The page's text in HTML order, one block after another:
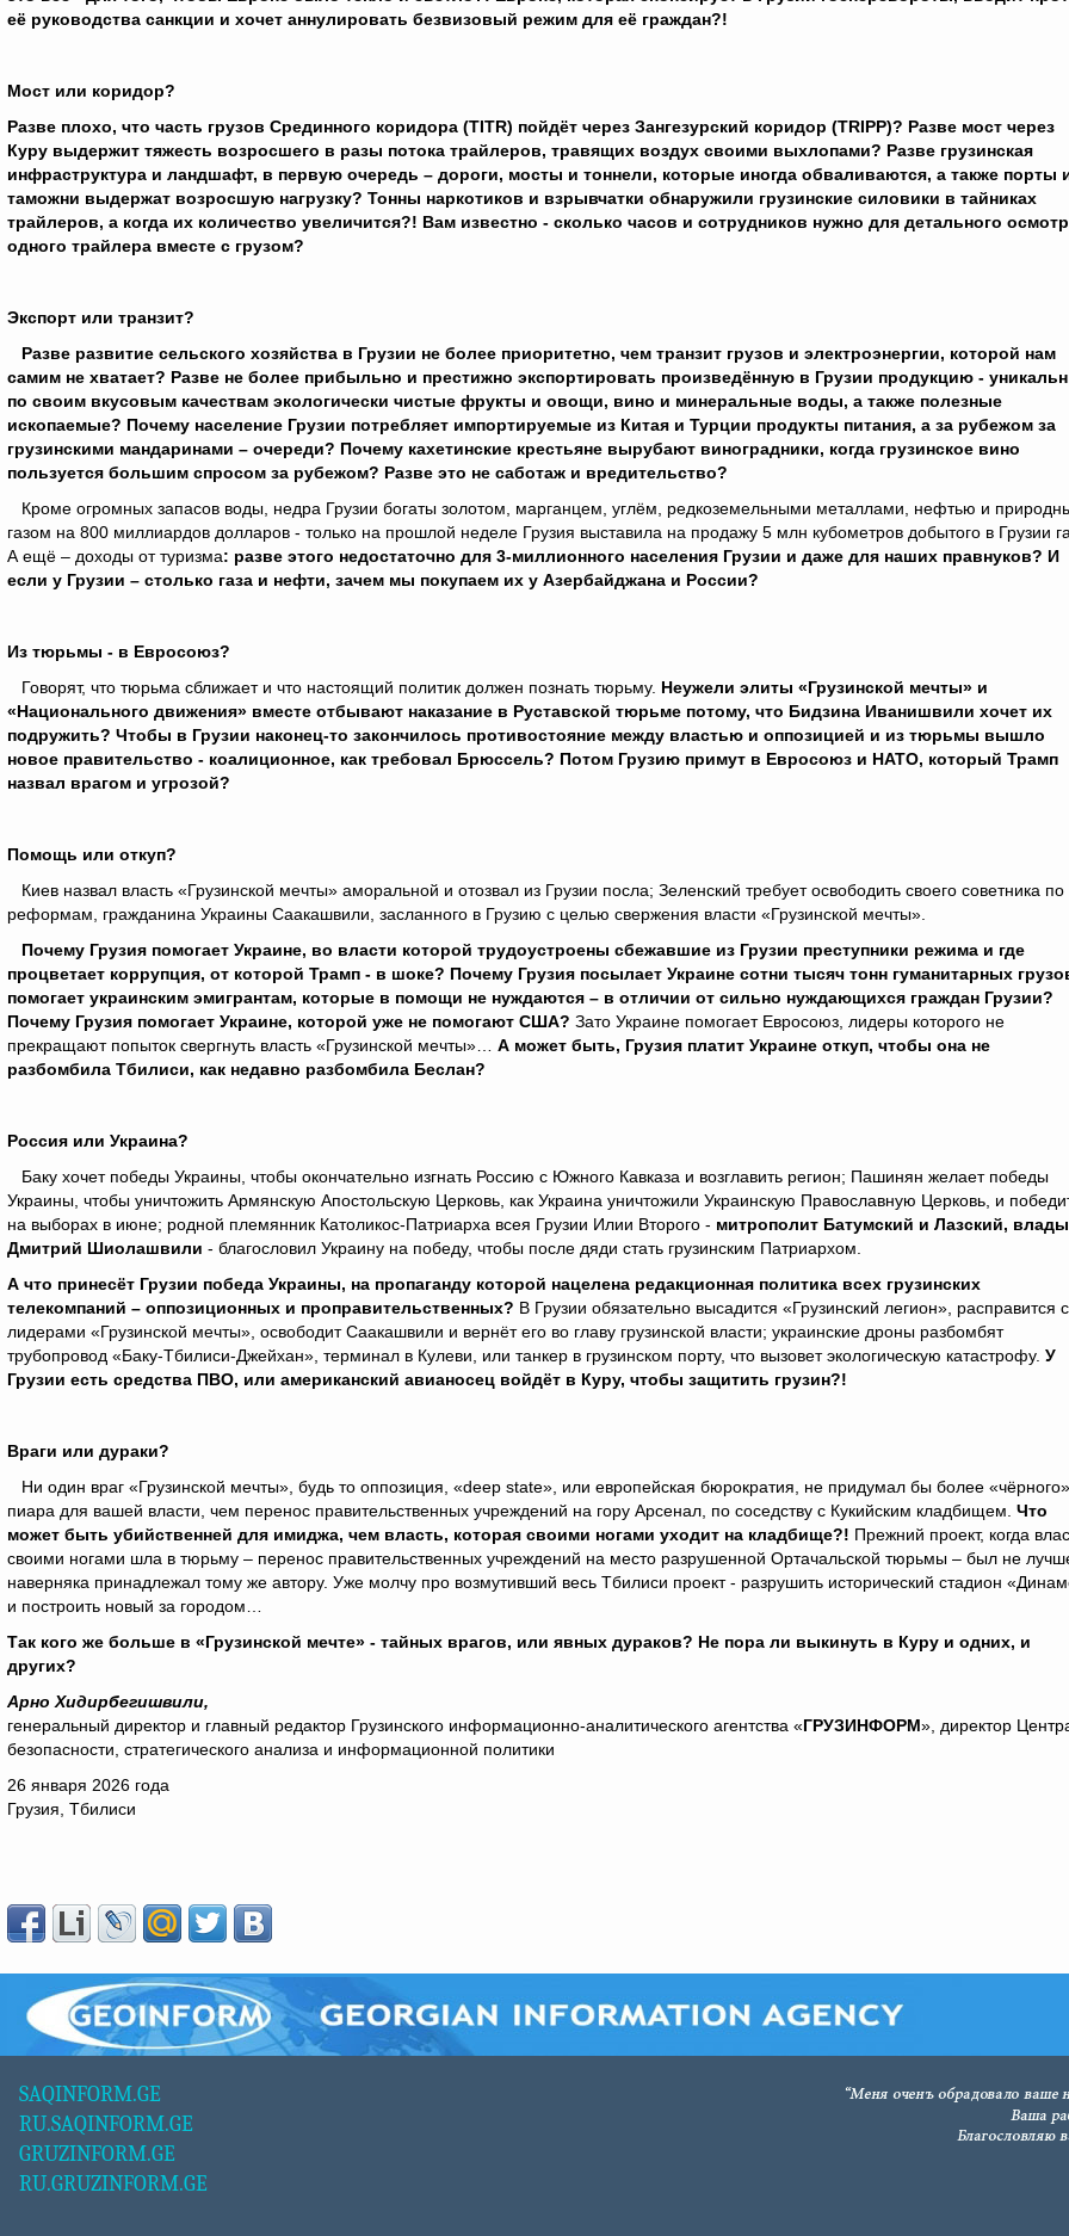
её руководства санкции и хочет аннулировать безвизовый режим для её граждан?!
Мост или коридор?
Разве плохо, что часть грузов Срединного коридора (TITR) пойдёт через Зангезурский коридор (TRIPP)? Разве мост через
Куру выдержит тяжесть возросшего в разы потока трайлеров, травящих воздух своими выхлопами? Разве грузинская
инфраструктура и ландшафт, в первую очередь – дороги, мосты и тоннели, которые иногда обваливаются, а также порты
таможни выдержат возросшую нагрузку? Тонны наркотиков и взрывчатки обнаружили грузинские силовики в тайниках
трайлеров, а когда их количество увеличится?! Вам известно - сколько часов и сотрудников нужно для детального
одного трайлера вместе с грузом?
Экспорт или транзит?
Разве развитие сельского хозяйства в Грузии не более приоритетно, чем транзит грузов и электроэнергии, которой нам
самим не хватает? Разве не более прибыльно и престижно экспортировать произведённую в Грузии продукцию -
по своим вкусовым качествам экологически чистые фрукты и овощи, вино и минеральные воды, а также полезные
ископаемые? Почему население Грузии потребляет импортируемые из Китая и Турции продукты питания, а за рубежом за
грузинскими мандаринами – очереди? Почему кахетинские крестьяне вырубают виноградники, когда грузинское вино
пользуется большим спросом за рубежом? Разве это не саботаж и вредительство?
Кроме огромных запасов воды, недра Грузии богаты золотом, марганцем, углём, редкоземельными металлами, нефтью и
газом на 800 миллиардов долларов - только на прошлой неделе Грузия выставила на продажу 5 млн кубометров добытого в Грузии
А ещё – доходы от туризма: разве этого недостаточно для 3-миллионного населения Грузии и даже для наших правнуков? И
если у Грузии – столько газа и нефти, зачем мы покупаем их у Азербайджана и России?
Из тюрьмы - в Евросоюз?
Говорят, что тюрьма сближает и что настоящий политик должен познать тюрьму. Неужели элиты «Грузинской мечты» и
«Национального движения» вместе отбывают наказание в Руставской тюрьме потому, что Бидзина Иванишвили хочет их
подружить? Чтобы в Грузии наконец-то закончилось противостояние между властью и оппозицией и из тюрьмы вышло
новое правительство - коалиционное, как требовал Брюссель? Потом Грузию примут в Евросоюз и НАТО, который Трамп
назвал врагом и угрозой?
Помощь или откуп?
Киев назвал власть «Грузинской мечты» аморальной и отозвал из Грузии посла; Зеленский требует освободить своего советника по
реформам, гражданина Украины Саакашвили, засланного в Грузию с целью свержения власти «Грузинской мечты».
Почему Грузия помогает Украине, во власти которой трудоустроены сбежавшие из Грузии преступники режима и где
процветает коррупция, от которой Трамп - в шоке? Почему Грузия посылает Украине сотни тысяч тонн гуманитарных
помогает украинским эмигрантам, которые в помощи не нуждаются – в отличии от сильно нуждающихся граждан Грузии?
Почему Грузия помогает Украине, которой уже не помогают США? Зато Украине помогает Евросоюз, лидеры которого не
прекращают попыток свергнуть власть «Грузинской мечты»… А может быть, Грузия платит Украине откуп, чтобы она не
разбомбила Тбилиси, как недавно разбомбила Беслан?
Россия или Украина?
Баку хочет победы Украины, чтобы окончательно изгнать Россию с Южного Кавказа и возглавить регион; Пашинян желает победы
Украины, чтобы уничтожить Армянскую Апостольскую Церковь, как Украина уничтожили Украинскую Православную Церковь, и
на выборах в июне; родной племянник Католикос-Патриарха всея Грузии Илии Второго - митрополит Батумский и Лазский,
Дмитрий Шиолашвили - благословил Украину на победу, чтобы после дяди стать грузинским Патриархом.
А что принесёт Грузии победа Украины, на пропаганду которой нацелена редакционная политика всех грузинских
телекомпаний – оппозиционных и проправительственных? В Грузии обязательно высадится «Грузинский легион», расправится с
лидерами «Грузинской мечты», освободит Саакашвили и вернёт его во главу грузинской власти; украинские дроны разбомбят
трубопровод «Баку-Тбилиси-Джейхан», терминал в Кулеви, или танкер в грузинском порту, что вызовет экологическую катастрофу. У
Грузии есть средства ПВО, или американский авианосец войдёт в Куру, чтобы защитить грузин?!
Враги или дураки?
Ни один враг «Грузинской мечты», будь то оппозиция, «deep state», или европейская бюрократия, не придумал бы более «чёрного»
пиара для вашей власти, чем перенос правительственных учреждений на гору Арсенал, по соседству с Кукийским кладбищем. Что
может быть убийственней для имиджа, чем власть, которая своими ногами уходит на кладбище?! Прежний проект, когда
своими ногами шла в тюрьму – перенос правительственных учреждений на место разрушенной Ортачальской тюрьмы – был не
наверняка принадлежал тому же автору. Уже молчу про возмутивший весь Тбилиси проект - разрушить исторический стадион
и построить новый за городом…
Так кого же больше в «Грузинской мечте» - тайных врагов, или явных дураков? Не пора ли выкинуть в Куру и одних, и
других?
Арно Хидирбегишвили,
генеральный директор и главный редактор Грузинского информационно-аналитического агентства «ГРУЗИНФОРМ», директор
безопасности, стратегического анализа и информационной политики
26 января 2026 года
Грузия, Тбилиси
SAQINFORM.GE
RU.SAQINFORM.GE
GRUZINFORM.GE
RU.GRUZINFORM.GE